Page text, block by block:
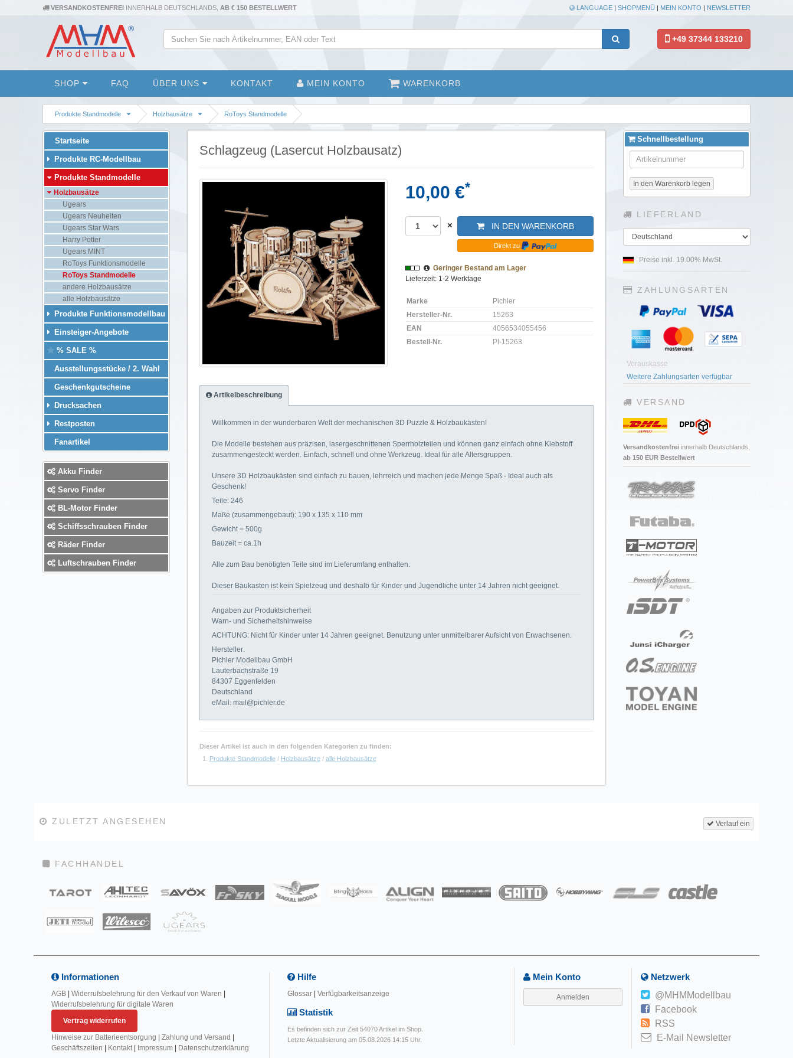
VERSANDKOSTENFREI INNERHALB DEUTSCHLANDS, AB € 150 BESTELLWERT LANGUAGE | SHOPMENÜ | MEIN KONTO | NEWSLETTER
+49 37344 133210
SHOP FAQ ÜBER UNS KONTAKT MEIN KONTO WARENKORB
Produkte Standmodelle Holzbausätze RoToys Standmodelle
Schlagzeug (Lasercut Holzbausatz)
10,00 €*
× IN DEN WARENKORB
Direkt zu
Geringer Bestand am Lager
Lieferzeit: 1-2 Werktage
Marke
Pichler
Hersteller-Nr.
15263
EAN
4056534055456
Bestell-Nr.
PI-15263
Artikelbeschreibung
Willkommen in der wunderbaren Welt der mechanischen 3D Puzzle & Holzbaukästen!
Die Modelle bestehen aus präzisen, lasergeschnittenen Sperrholzteilen und können ganz einfach ohne Klebstoff
zusammengesteckt werden. Einfach, schnell und ohne Werkzeug. Ideal für alle Altersgruppen.
Unsere 3D Holzbaukästen sind einfach zu bauen, lehrreich und machen jede Menge Spaß - Ideal auch als
Geschenk!
Teile: 246
Maße (zusammengebaut): 190 x 135 x 110 mm
Gewicht = 500g
Bauzeit = ca.1h
Alle zum Bau benötigten Teile sind im Lieferumfang enthalten.
Dieser Baukasten ist kein Spielzeug und deshalb für Kinder und Jugendliche unter 14 Jahren nicht geeignet.
Angaben zur Produktsicherheit
Warn- und Sicherheitshinweise
ACHTUNG: Nicht für Kinder unter 14 Jahren geeignet. Benutzung unter unmittelbarer Aufsicht von Erwachsenen.
Hersteller:
Pichler Modellbau GmbH
Lauterbachstraße 19
84307 Eggenfelden
Deutschland
eMail: mail@pichler.de
Dieser Artikel ist auch in den folgenden Kategorien zu finden:
Produkte Standmodelle/ Holzbausätze/ alle Holzbausätze
Startseite
Produkte RC-Modellbau
Produkte Standmodelle
Holzbausätze
Ugears
Ugears Neuheiten
Ugears Star Wars
Harry Potter
Ugears MINT
RoToys Funktionsmodelle
RoToys Standmodelle
andere Holzbausätze
alle Holzbausätze
Produkte Funktionsmodellbau
Einsteiger-Angebote
% SALE %
Ausstellungsstücke / 2. Wahl
Geschenkgutscheine
Drucksachen
Restposten
Fanartikel
Akku Finder
Servo Finder
BL-Motor Finder
Schiffsschrauben Finder
Räder Finder
Luftschrauben Finder
Schnellbestellung
In den Warenkorb legen
LIEFERLAND
Land
Preise inkl. 19.00% MwSt.
ZAHLUNGSARTEN
Vorauskasse
Weitere Zahlungsarten verfügbar
VERSAND
Versandkostenfrei innerhalb Deutschlands,
ab 150 EUR Bestellwert
Verlauf ein
ZULETZT ANGESEHEN
FACHHANDEL
Informationen
AGB Widerrufsbelehrung für den Verkauf von Waren
Widerrufsbelehrung für digitale Waren
Vertrag widerrufen
Hinweise zur Batterieentsorgung
Zahlung und Versand
Geschäftszeiten
Kontakt| Impressum Datenschutzerklärung
Hilfe
Glossar Verfügbarkeitsanzeige
Statistik
Es befinden sich zur Zeit 54070 Artikel im Shop.
Letzte Aktualisierung am 05.08.2026 14:15 Uhr.
Mein Konto
Anmelden
Netzwerk
@MHMModellbau
Facebook
RSS
E-Mail Newsletter